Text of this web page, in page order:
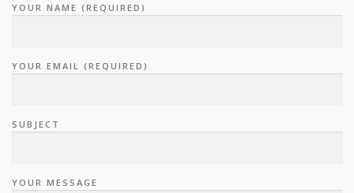
YOUR NAME (REQUIRED)
YOUR EMAIL (REQUIRED)
SUBJECT
YOUR MESSAGE